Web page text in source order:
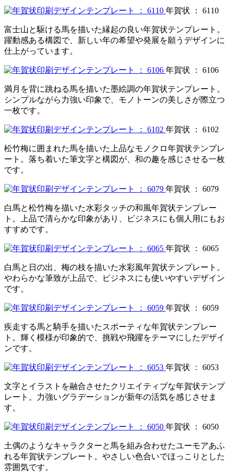
年賀状 ： 6110
富士山と駆ける馬を描いた縁起の良い年賀状テンプレート。
躍動感ある構図で、新しい年の希望や発展を願うデザインに
仕上がっています。
年賀状 ： 6106
満月を背に跳ねる馬を描いた墨絵調の年賀状テンプレート。
シンプルながら力強い印象で、モノトーンの美しさが際立つ
一枚です。
年賀状 ： 6102
松竹梅に囲まれた馬を描いた上品なモノクロ年賀状テンプレ
ート。落ち着いた筆文字と構図が、和の趣を感じさせる一枚
です。
年賀状 ： 6079
白馬と松竹梅を描いた水彩タッチの和風年賀状テンプレー
ト。上品で清らかな印象があり、ビジネスにも個人用にもお
すすめです。
年賀状 ： 6065
白馬と日の出、梅の枝を描いた水彩風年賀状テンプレート。
やわらかな筆致が上品で、ビジネスにも使いやすいデザイン
です。
年賀状 ： 6059
疾走する馬と騎手を描いたスポーティな年賀状テンプレー
ト。輝く模様が印象的で、挑戦や飛躍をテーマにしたデザイ
ンです。
年賀状 ： 6053
文字とイラストを融合させたクリエイティブな年賀状テンプ
レート。力強いグラデーションが新年の活気を感じさせま
す。
年賀状 ： 6050
土偶のようなキャラクターと馬を組み合わせたユーモアあふ
れる年賀状テンプレート。やさしい色合いでほっこりとした
雰囲気です。